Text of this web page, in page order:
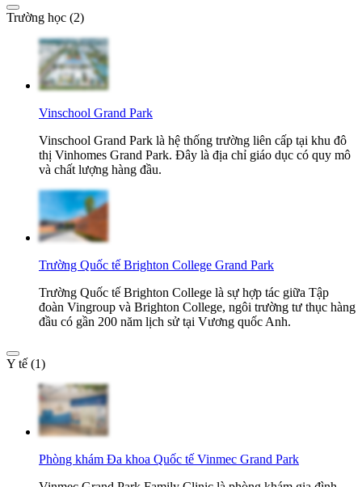
Trường học (2)
Vinschool Grand Park
Vinschool Grand Park là hệ thống trường liên cấp tại khu đô
thị Vinhomes Grand Park. Đây là địa chỉ giáo dục có quy mô
và chất lượng hàng đầu.
Trường Quốc tế Brighton College Grand Park
Trường Quốc tế Brighton College là sự hợp tác giữa Tập
đoàn Vingroup và Brighton College, ngôi trường tư thục hàng
đầu có gần 200 năm lịch sử tại Vương quốc Anh.
Y tế (1)
Phòng khám Đa khoa Quốc tế Vinmec Grand Park